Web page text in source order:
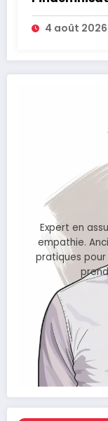
4 août 2026
Expert en
empathie.
pratiques